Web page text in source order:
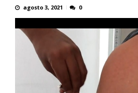
agosto 3, 2021 0